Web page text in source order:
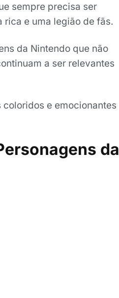
sempre precisa ser
rica e uma legião de fãs.
da Nintendo que não
a ser relevantes
e emocionantes
da